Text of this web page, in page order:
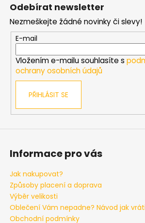
s
u
Odebírat newsletter
Nezmeškejte žádné novinky či slevy!
E-mail
Vložením e-mailu souhlasíte s
ochrany osobních údajů
PŘIHLÁSIT SE
Informace pro vás
Jak nakupovat?
Způsoby placení a doprava
Výběr velikosti
Oblečení Vám nepadne? Návod jak
Obchodní podmínky